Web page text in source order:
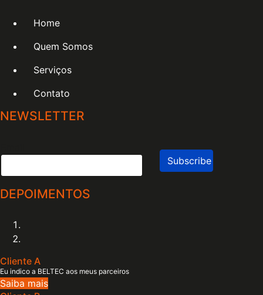
Home
Quem Somos
Serviços
Contato
NEWSLETTER
DEPOIMENTOS
Cliente A
Eu indico a BELTEC aos meus parceiros
Saiba mais